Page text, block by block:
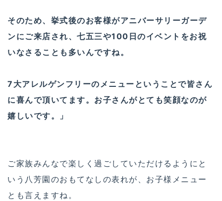
そのため、挙式後のお客様がアニバーサリーガーデ
ンにご来店され、七五三や100日のイベントをお祝
いなさることも多いんですね。
7大アレルゲンフリーのメニューということで皆さん
に喜んで頂いてます。お子さんがとても笑顔なのが
嬉しいです。」
ご家族みんなで楽しく過ごしていただけるようにと
いう八芳園のおもてなしの表れが、お子様メニュー
とも言えますね。